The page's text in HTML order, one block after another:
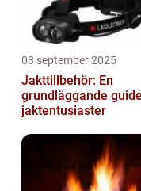
03 september 2025
Jakttillbehör: En
grundläggande
jaktentusiaster